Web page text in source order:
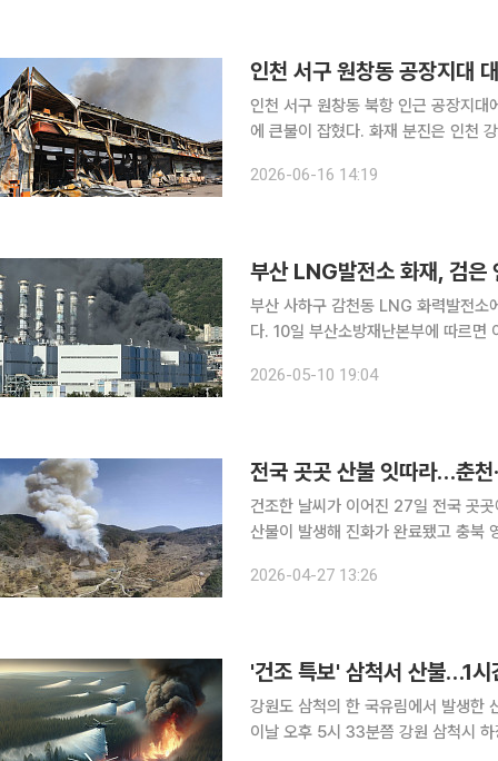
인천 서구 원창동 공장지대
인천 서구 원창동 북항 인근 공장지
에 큰불이 잡혔다. 화재 분진은 인천
불이 났다. 이 불로 인명피해는 발
2026-06-16 14:19
부산 LNG발전소 화재, 검
부산 사하구 감천동 LNG 화력발전소
다. 10일 부산소방재난본부에 따르면 이날 오후 3시53분경 부산 사하구 감천동 한국남부발전 LNG
기가 상공으로 치솟았으며 소방본부
2026-05-10 19:04
전국 곳곳 산불 잇따라…춘천
건조한 날씨가 이어진 27일 전국 곳
산불이 발생해 진화가 완료됐고 충북
방 당국과 함께 진화 헬기 9대와 진화
2026-04-27 13:26
'건조 특보' 삼척서 산불…1
강원도 삼척의 한 국유림에서 발생한 산불이 1시
이날 오후 5시 33분쯤 강원 삼척시